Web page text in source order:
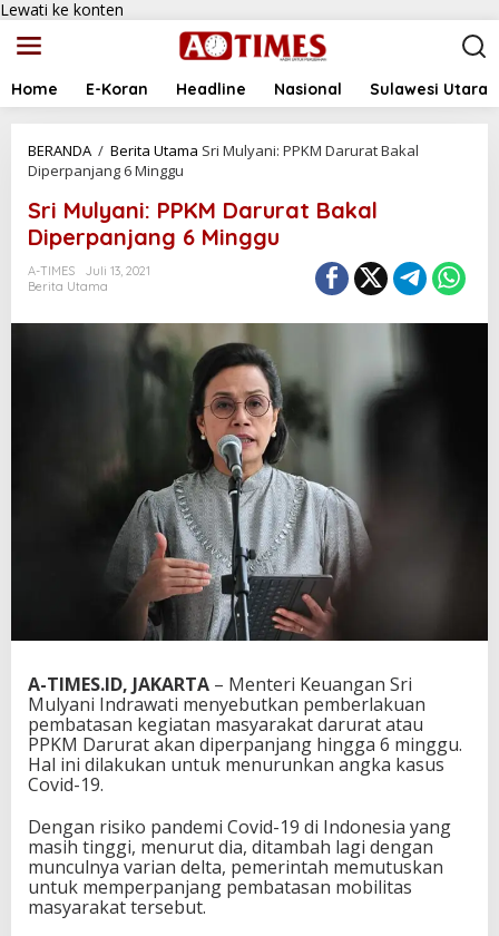
Lewati ke konten
Home E-Koran Headline Nasional Sulawesi Utara
BERANDA / Berita Utama Sri Mulyani: PPKM Darurat Bakal
Diperpanjang 6 Minggu
Sri Mulyani: PPKM Darurat Bakal
Diperpanjang 6 Minggu
A-TIMES
Juli 13, 2021
Berita Utama
A-TIMES.ID, JAKARTA – Menteri Keuangan Sri
Mulyani Indrawati menyebutkan pemberlakuan
pembatasan kegiatan masyarakat darurat atau
PPKM Darurat akan diperpanjang hingga 6 minggu.
Hal ini dilakukan untuk menurunkan angka kasus
Covid-19.
Dengan risiko pandemi Covid-19 di Indonesia yang
masih tinggi, menurut dia, ditambah lagi dengan
munculnya varian delta, pemerintah memutuskan
untuk memperpanjang pembatasan mobilitas
masyarakat tersebut.